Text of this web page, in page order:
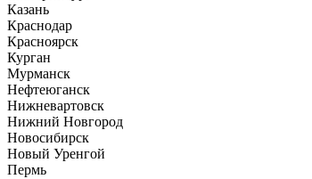
Казань
Краснодар
Красноярск
Курган
Мурманск
Нефтеюганск
Нижневартовск
Нижний Новгород
Новосибирск
Новый Уренгой
Пермь